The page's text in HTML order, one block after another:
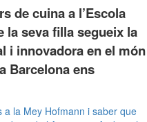
de cuina a l’Escola
la seva filla segueix la
i innovadora en el món
Barcelona ens